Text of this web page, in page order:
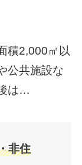
積2,000㎡以
公共施設な
は…
非住